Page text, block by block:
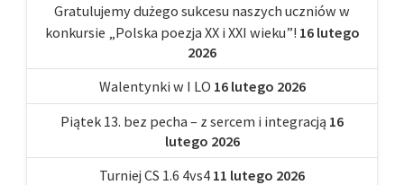
Gratulujemy dużego sukcesu naszych uczniów w
konkursie „Polska poezja XX i XXI wieku”! 16 lutego
2026
Walentynki w I LO 16 lutego 2026
Piątek 13. bez pecha – z sercem i integracją 16
lutego 2026
Turniej CS 1.6 4vs4 11 lutego 2026